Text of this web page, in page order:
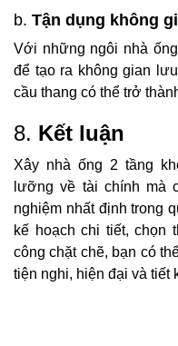
b. Tận dụng không
Với những ngôi nhà
để tạo ra không gian
cầu thang có thể trở
8. Kết luận
Xây nhà ống 2 tầng
lưỡng về tài chính mà
nghiệm nhất định trong
kế hoạch chi tiết, chọn
công chặt chẽ, bạn có
tiện nghi, hiện đại và tiết